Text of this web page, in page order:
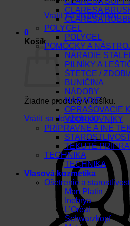
Vrátiť sa do obchodu
0
Košík
Žiadne produkty v košíku.
Vrátiť sa do obchodu
CLARESA
CLARESA
POLYGEL
POLYGEL
POMÔCKY A
NÁRADIE
PILNÍKY A
ŠTETCE /
BUNIČINA
NÁDOBY
NÁRADIE
OPRAŠOVACIE
VZORKOVNÍKY
PRÍPRAVNÉ A INÉ
TEKUTÉ
TECHNIKA
TECHNIKA
Vlasová kozmetika
Ošetrenie a
Mon Platin
Inebrya
L’Oréal
Schwarzkopf